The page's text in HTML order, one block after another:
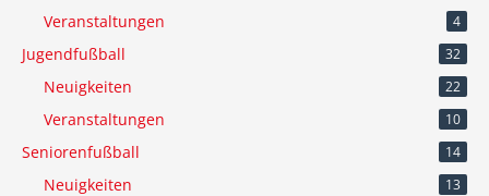
Veranstaltungen 4
Jugendfußball 32
Neuigkeiten 22
Veranstaltungen 10
Seniorenfußball 14
Neuigkeiten 13